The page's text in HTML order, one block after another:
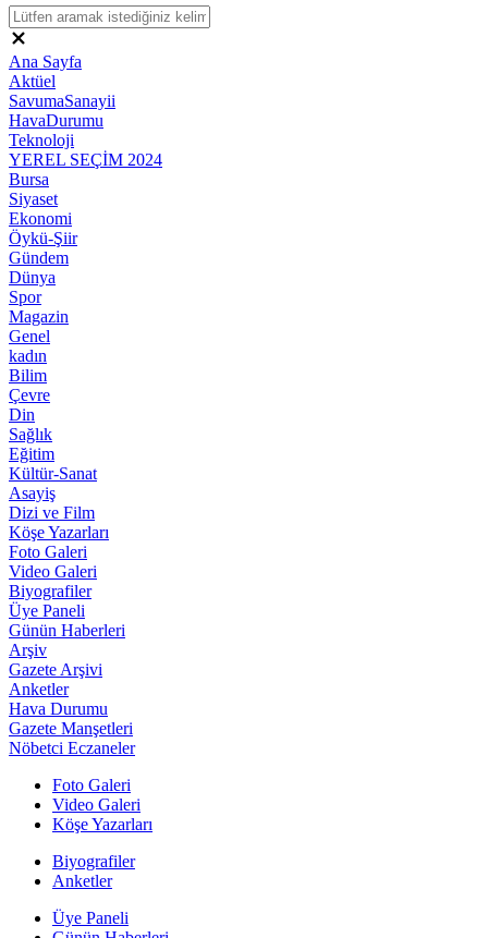
Ana Sayfa
Aktüel
SavumaSanayii
HavaDurumu
Teknoloji
YEREL SEÇİM 2024
Bursa
Siyaset
Ekonomi
Öykü-Şiir
Gündem
Dünya
Spor
Magazin
Genel
kadın
Bilim
Çevre
Din
Sağlık
Eğitim
Kültür-Sanat
Asayiş
Dizi ve Film
Köşe Yazarları
Foto Galeri
Video Galeri
Biyografiler
Üye Paneli
Günün Haberleri
Arşiv
Gazete Arşivi
Anketler
Hava Durumu
Gazete Manşetleri
Nöbetci Eczaneler
Foto Galeri
Video Galeri
Köşe Yazarları
Biyografiler
Anketler
Üye Paneli